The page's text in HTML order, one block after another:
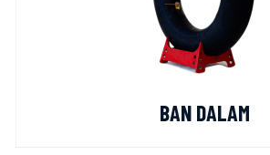
BAN DALAM